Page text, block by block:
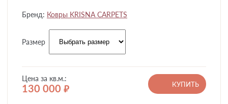
Бренд: Ковры KRISNA CARPETS
Размер
Цена за кв.м.:
130 000 руб.
КУПИТЬ